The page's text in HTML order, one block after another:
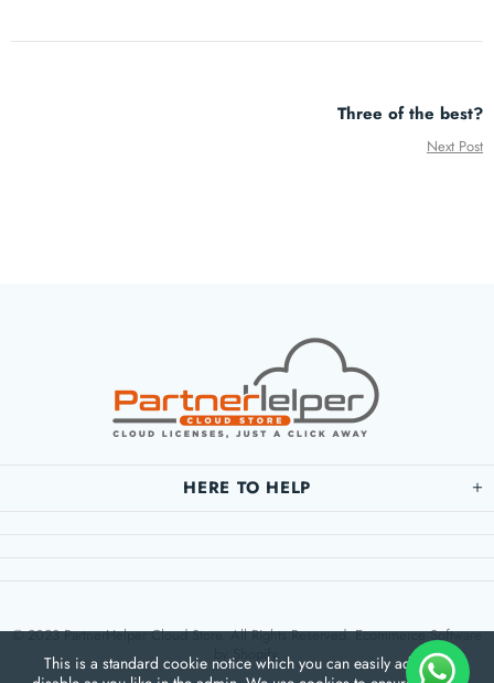
Three of the best?
Next Post
HERE TO HELP
© 2023 PartnerHelper Cloud Store. All Rights Reserved. Ecommerce Software
by Shopify.
This is a standard cookie notice which you can easily adapt or